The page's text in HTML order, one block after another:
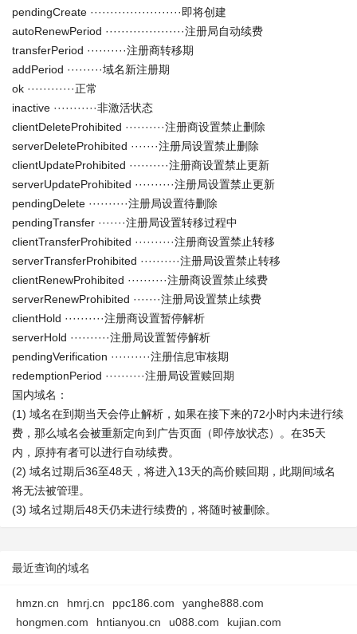
pendingCreate ·······················即将创建
autoRenewPeriod ····················注册局自动续费
transferPeriod ··········注册商转移期
addPeriod ·········域名新注册期
ok ············正常
inactive ···········非激活状态
clientDeleteProhibited ··········注册商设置禁止删除
serverDeleteProhibited ·······注册局设置禁止删除
clientUpdateProhibited ··········注册商设置禁止更新
serverUpdateProhibited ··········注册局设置禁止更新
pendingDelete ··········注册局设置待删除
pendingTransfer ·······注册局设置转移过程中
clientTransferProhibited ··········注册商设置禁止转移
serverTransferProhibited ··········注册局设置禁止转移
clientRenewProhibited ··········注册商设置禁止续费
serverRenewProhibited ·······注册局设置禁止续费
clientHold ··········注册商设置暂停解析
serverHold ··········注册局设置暂停解析
pendingVerification ··········注册信息审核期
redemptionPeriod ··········注册局设置赎回期
国内域名：
(1) 域名在到期当天会停止解析，如果在接下来的72小时内未进行续
费，那么域名会被重新定向到广告页面（即停放状态）。在35天
内，原持有者可以进行自动续费。
(2) 域名过期后36至48天，将进入13天的高价赎回期，此期间域名
将无法被管理。
(3) 域名过期后48天仍未进行续费的，将随时被删除。
最近查询的域名
hmzn.cn hmrj.cn ppc186.com
yanghe888.com
hongmen.com
hntianyou.cn u088.com
kujian.com